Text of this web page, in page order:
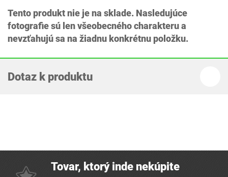
Tento produkt nie je na sklade. Nasledujúce
fotografie sú len všeobecného charakteru a
nevzťahujú sa na žiadnu konkrétnu položku.
Dotaz k produktu
Tovar, ktorý inde nekúpite